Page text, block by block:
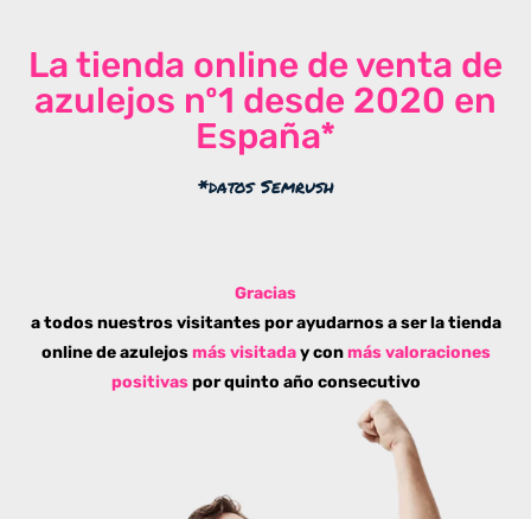
La tienda online de venta de
azulejos nº1 desde 2020 en
España*
*datos Semrush
Gracias
a todos nuestros visitantes por ayudarnos a ser la tienda
online de azulejos más visitaday conmás valoraciones
positivaspor quinto año consecutivo